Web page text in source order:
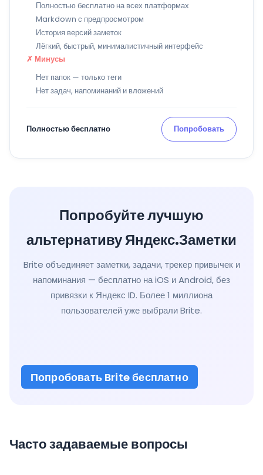
Полностью бесплатно на всех платформах
Markdown с предпросмотром
История версий заметок
Лёгкий, быстрый, минималистичный интерфейс
✗ Минусы
Нет папок — только теги
Нет задач, напоминаний и вложений
Полностью бесплатно Попробовать
Попробуйте лучшую
альтернативу Яндекс.Заметки
Brite объединяет заметки, задачи, трекер привычек и
напоминания — бесплатно на iOS и Android, без
привязки к Яндекс ID. Более 1 миллиона
пользователей уже выбрали Brite.
Попробовать Brite бесплатно
Часто задаваемые вопросы